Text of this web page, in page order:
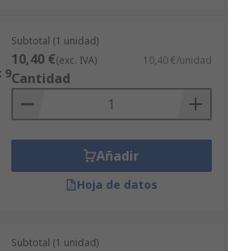
9
Subtotal (1 unidad)
10,40 €(exc. IVA) 10,40 €/unidad
Cantidad
Añadir
Hoja de datos
Subtotal (1 unidad)